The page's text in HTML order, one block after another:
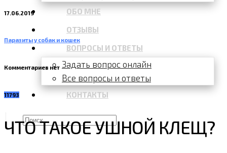
ОБО МНЕ
ОТЗЫВЫ
ВОПРОСЫ И ОТВЕТЫ
Задать вопрос онлайн
Все вопросы и ответы
КОНТАКТЫ
17.06.2019
Паразиты у собак и кошек
Комментариев нет
11793
ЧТО ТАКОЕ УШНОЙ КЛЕЩ?